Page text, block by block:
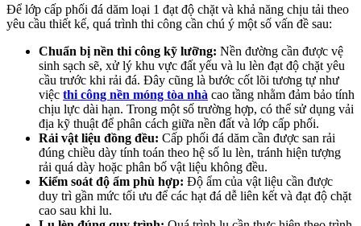
Để lớp cấp phối đá dăm loại 1 đạt độ chặt và khả năng chịu tải theo
yêu cầu thiết kế, quá trình thi công cần chú ý một số vấn đề sau:
Chuẩn bị nền thi công kỹ lưỡng: Nền đường cần được vệ
sinh sạch sẽ, xử lý khu vực đất yếu và lu lèn đạt độ chặt yêu
cầu trước khi rải đá. Đây cũng là bước cốt lõi tương tự như
việc thi công nền móng tòa nhà cao tầng nhằm đảm bảo tính
chịu lực dài hạn. Trong một số trường hợp, có thể sử dụng vải
địa kỹ thuật để phân cách giữa nền đất và lớp cấp phối.
Rải vật liệu đồng đều: Cấp phối đá dăm cần được san rải
đúng chiều dày tính toán theo hệ số lu lèn, tránh hiện tượng
rải quá dày hoặc phân bố vật liệu không đều.
Kiểm soát độ ẩm phù hợp: Độ ẩm của vật liệu cần được
duy trì gần mức tối ưu để các hạt đá dễ liên kết và đạt độ chặt
cao sau khi lu.